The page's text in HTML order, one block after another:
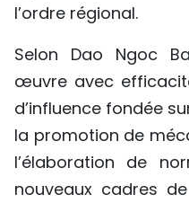
l’ordre régional.
Selon Dao Ngoc
œuvre avec
d’influence fondée
la promotion de
l’élaboration de
nouveaux cadres